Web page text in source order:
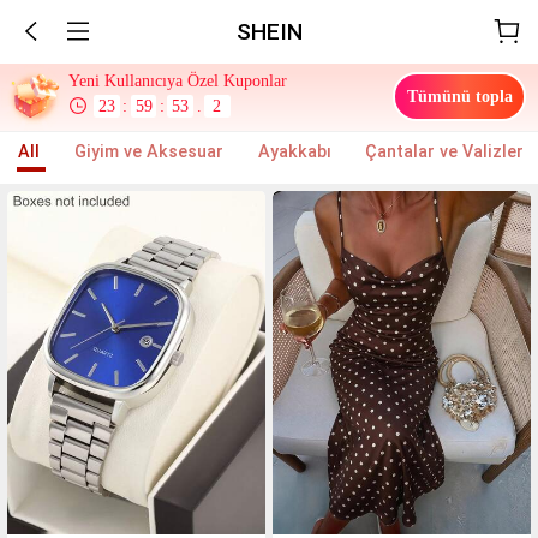
SHEIN
Yeni Kullanıcıya Özel Kuponlar
23 : 59 : 52 2 Tümünü topla
All Giyim ve Aksesuar Ayakkabı Çantalar ve Valizler